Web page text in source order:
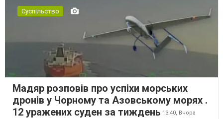
Суспільство
Мадяр розповів про успіхи морських
дронів у Чорному та Азовському морях .
12 уражених суден за тиждень 13:40, Вчора